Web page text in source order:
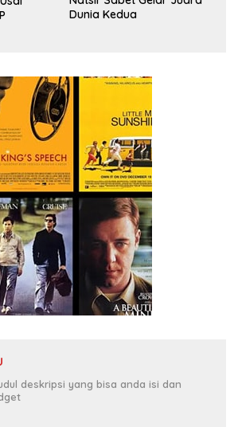
Dunia Kedua
deskripsi yang bisa anda isi dan